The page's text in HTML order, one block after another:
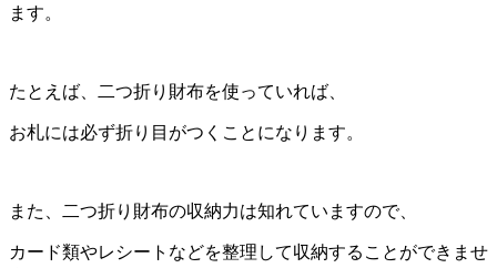
ます。
たとえば、二つ折り財布を使っていれば、
お札には必ず折り目がつくことになります。
また、二つ折り財布の収納力は知れていますので、
カード類やレシートなどを整理して収納することができませ